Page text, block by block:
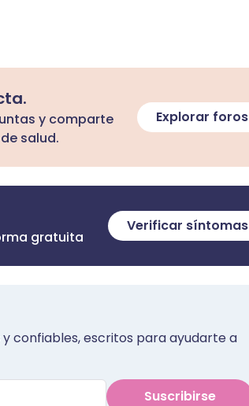
y comparte
salud.
Explorar foros
gratuita
Verificar síntomas
y confiables, escritos para ayudarte a
Suscribirse